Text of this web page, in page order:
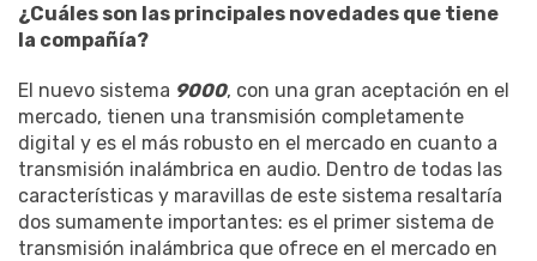
¿Cuáles son las principales novedades que tiene
la compañía?
El nuevo sistema 9000, con una gran aceptación en el
mercado, tienen una transmisión completamente
digital y es el más robusto en el mercado en cuanto a
transmisión inalámbrica en audio. Dentro de todas las
características y maravillas de este sistema resaltaría
dos sumamente importantes: es el primer sistema de
transmisión inalámbrica que ofrece en el mercado en